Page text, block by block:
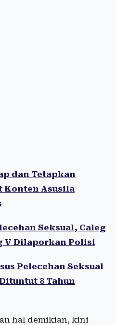
dan Tetapkan
Konten Asusila
Seksual, Caleg
V Dilaporkan Polisi
Pelecehan Seksual
8 Tahun
hal demikian, kini